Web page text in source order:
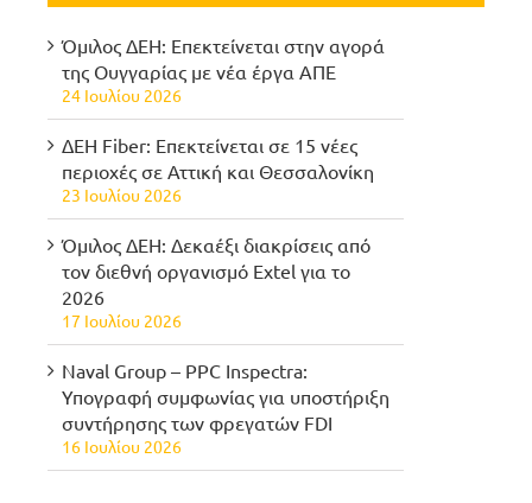
Όμιλος ΔΕΗ: Επεκτείνεται στην αγορά
της Ουγγαρίας με νέα έργα ΑΠΕ
24 Ιουλίου 2026
ΔΕΗ Fiber: Επεκτείνεται σε 15 νέες
περιοχές σε Αττική και Θεσσαλονίκη
23 Ιουλίου 2026
Όμιλος ΔΕΗ: Δεκαέξι διακρίσεις από
τον διεθνή οργανισμό Extel για το
2026
17 Ιουλίου 2026
Naval Group – PPC Inspectra:
Υπογραφή συμφωνίας για υποστήριξη
συντήρησης των φρεγατών FDI
16 Ιουλίου 2026